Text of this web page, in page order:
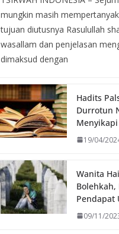
mungkin masih
tujuan diutusnya Rasulullah
wasallam dan penjelasan
dimaksud dengan
Hadits
Durrotun
Menyikapi
19/04/
Wanita
Bolehkah,
Pendapat
09/11/